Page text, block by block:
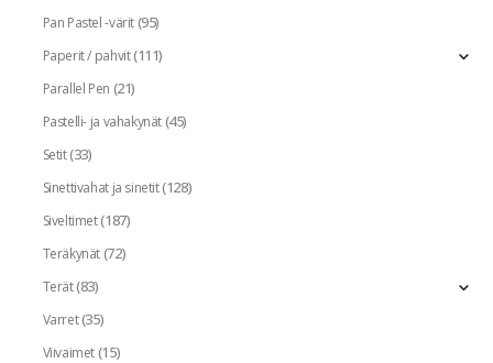
Pan Pastel -värit(95)
Paperit / pahvit(111)
Parallel Pen (21)
Pastelli- ja vahakynät(45)
Setit(33)
Sinettivahat ja sinetit(128)
Siveltimet(187)
Teräkynät(72)
Terät(83)
Varret(35)
Viivaimet(15)